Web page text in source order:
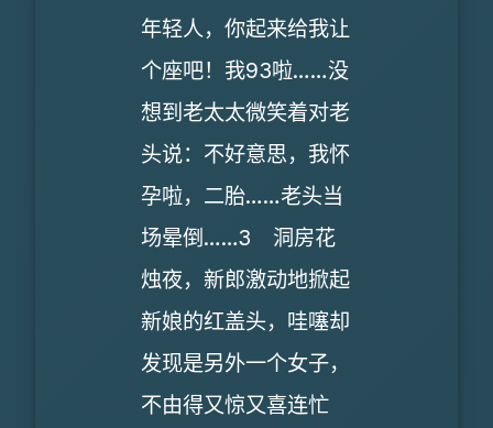
年轻人，你起来给我让
个座吧！我93啦……没
想到老太太微笑着对老
头说：不好意思，我怀
孕啦，二胎……老头当
场晕倒……3 洞房花
烛夜，新郎激动地掀起
新娘的红盖头，哇噻却
发现是另外一个女子，
不由得又惊又喜连忙